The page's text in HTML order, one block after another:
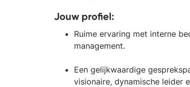
Jouw profiel:
Ruime ervaring met interne
management.
Een gelijkwaardige
visionaire, dynamische leider